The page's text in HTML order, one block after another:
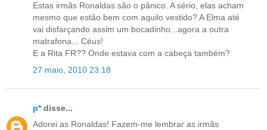
Estas irmãs Ronaldas são o pânico. A sério, elas acham
mesmo que estão bem com aquilo vestido? A Elma até
vai disfarçando assim um bocadinho...agora a outra
matrafona... Céus!
E a Rita FR?? Onde estava com a cabeça também?
27 maio, 2010 23:18
p*disse...
Adorei as Ronaldas! Fazem-me lembrar as irmãs